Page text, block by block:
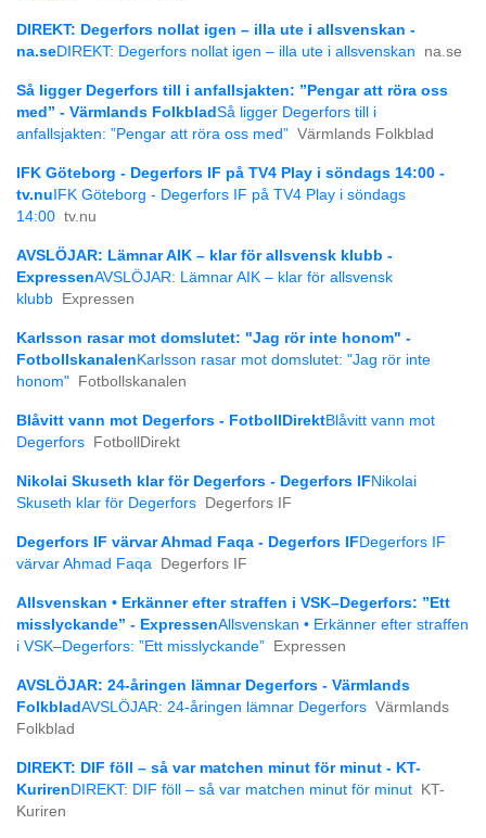
DIREKT: Degerfors nollat igen – illa ute i allsvenskan -
na.seDIREKT: Degerfors nollat igen – illa ute i allsvenskan na.se
Så ligger Degerfors till i anfallsjakten: ”Pengar att röra oss
med” - Värmlands Folkblad Så ligger Degerfors till i
anfallsjakten: ”Pengar att röra oss med” Värmlands Folkblad
IFK Göteborg - Degerfors IF på TV4 Play i söndags 14:00 -
tv.nu IFK Göteborg - Degerfors IF på TV4 Play i söndags
14:00 tv.nu
AVSLÖJAR: Lämnar AIK – klar för allsvensk klubb -
ExpressenAVSLÖJAR: Lämnar AIK – klar för allsvensk
klubb
Expressen
Karlsson rasar mot domslutet: "Jag rör inte honom" -
Fotbollskanalen Karlsson rasar mot domslutet: "Jag rör inte
honom"
Fotbollskanalen
Blåvitt vann mot Degerfors - FotbollDirektBlåvitt vann mot
Degerfors
FotbollDirekt
Nikolai Skuseth klar för Degerfors - Degerfors IF Nikolai
Skuseth klar för Degerfors
Degerfors IF
Degerfors IF värvar Ahmad Faqa - Degerfors IF Degerfors IF
värvar Ahmad Faqa
Degerfors IF
Allsvenskan • Erkänner efter straffen i VSK–Degerfors: ”Ett
misslyckande” - ExpressenAllsvenskan • Erkänner efter straffen
i VSK–Degerfors: ”Ett misslyckande”
Expressen
AVSLÖJAR: 24-åringen lämnar Degerfors - Värmlands
Folkblad AVSLÖJAR: 24-åringen lämnar Degerfors Värmlands
Folkblad
DIREKT: DIF föll – så var matchen minut för minut - KT-
Kuriren DIREKT: DIF föll – så var matchen minut för minut
KT-
Kuriren